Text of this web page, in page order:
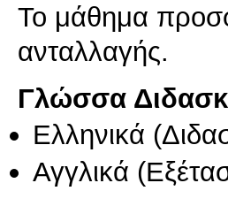
Το μάθημα
ανταλλαγής.
Γλώσσα
Ελληνικά
Αγγλικά